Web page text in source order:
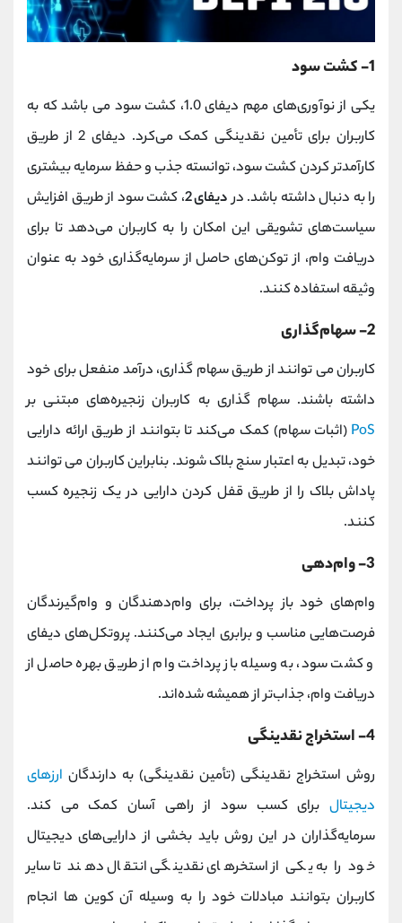
1- کشت سود
یکی از نوآوری‌های مهم دیفای 1.0، کشت سود می باشد که به
کاربران برای تأمین نقدینگی کمک می‌کرد. دیفای 2 از طریق
کارآمدتر کردن کشت سود، توانسته جذب و حفظ سرمایه بیشتری
را به دنبال داشته باشد. دردیفای 2 ، کشت سود از طریق افزایش
سیاست‌های تشویقی این امکان را به کاربران می‌دهد تا برای
دریافت وام، از توکن‌های حاصل از سرمایه‌گذاری خود به‌ عنوان
وثیقه استفاده کنند.
2- سهام‌گذاری
کاربران می توانند از طریق سهام‌ گذاری، درآمد منفعل برای خود
داشته باشند. سهام گذاری به کاربران زنجیره‌های مبتنی ‌بر
PoS (اثبات سهام) کمک می‌کند تا بتوانند از طریق ارائه دارایی
خود، تبدیل به اعتبار سنج بلاک شوند. بنابراین کاربران می توانند
پاداش بلاک را از طریق قفل‌ کردن دارایی در یک زنجیره کسب
کنند.
3- وام‌دهی
وام‌های خود باز پرداخت، برای وام‌دهندگان و وام‌گیرندگان
فرصت‌هایی مناسب و برابری ایجاد می‌کنند. پروتکل‌های دیفای
و کشت سود، به وسیله باز پرداخت وام از طریق بهره حاصل از
دریافت وام، جذاب‌تر از همیشه شده‌اند.
4- استخراج نقدینگی
روش استخراج نقدینگی (تأمین نقدینگی) به دارندگان ارزهای
دیجیتال برای کسب سود از راهی آسان کمک می کند.
سرمایه‌گذاران در این روش باید بخشی از دارایی‌های دیجیتال
خود را به یکی از استخر‌های نقدینگی انتقال دهند تا سایر
کاربران بتوانند مبادلات خود را به وسیله آن کوین ها انجام